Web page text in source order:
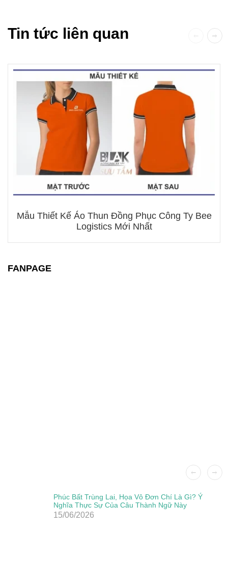
Tin tức liên quan
Mẫu Thiết Kế Áo Thun Đồng Phục Công Ty Bee
Logistics Mới Nhất
FANPAGE
Phúc Bất Trùng Lai, Họa Vô Đơn Chí Là Gì? Ý
Nghĩa Thực Sự Của Câu Thành Ngữ Này
15/06/2026